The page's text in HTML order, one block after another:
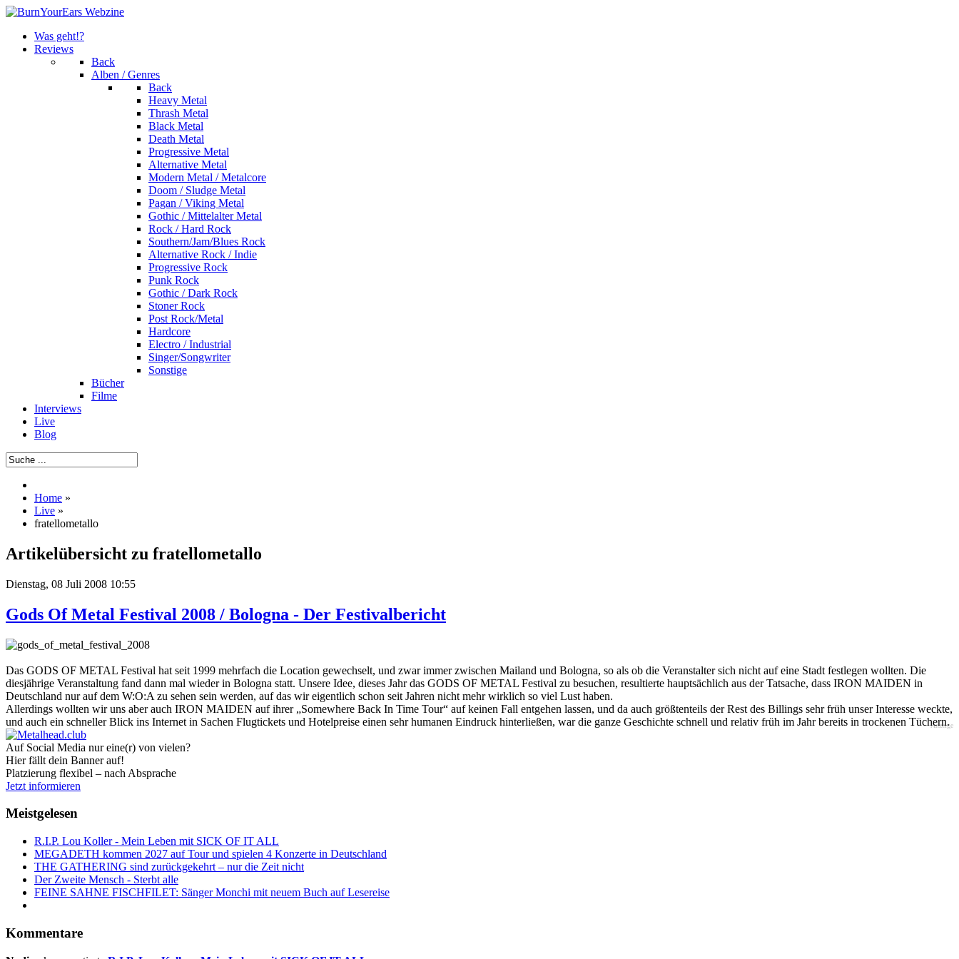
Was geht!?
Reviews
Back
Alben / Genres
Back
Heavy Metal
Thrash Metal
Black Metal
Death Metal
Progressive Metal
Alternative Metal
Modern Metal / Metalcore
Doom / Sludge Metal
Pagan / Viking Metal
Gothic / Mittelalter Metal
Rock / Hard Rock
Southern/Jam/Blues Rock
Alternative Rock / Indie
Progressive Rock
Punk Rock
Gothic / Dark Rock
Stoner Rock
Post Rock/Metal
Hardcore
Electro / Industrial
Singer/Songwriter
Sonstige
Bücher
Filme
Interviews
Live
Blog
Home »
Live »
fratellometallo
Artikelübersicht zu fratellometallo
Dienstag, 08 Juli 2008 10:55
Gods Of Metal Festival 2008 / Bologna - Der Festivalbericht
Das GODS OF METAL Festival hat seit 1999 mehrfach die Location gewechselt, und zwar immer zwischen Mailand und Bologna, so als ob die Veranstalter sich nicht auf eine Stadt festlegen wollten. Die
diesjährige Veranstaltung fand dann mal wieder in Bologna statt. Unsere Idee, dieses Jahr das GODS OF METAL Festival zu besuchen, resultierte hauptsächlich aus der Tatsache, dass IRON MAIDEN in
Deutschland nur auf dem W:O:A zu sehen sein werden, auf das wir eigentlich schon seit Jahren nicht mehr wirklich so viel Lust haben.
Allerdings wollten wir uns aber auch IRON MAIDEN auf ihrer „Somewhere Back In Time Tour“ auf keinen Fall entgehen lassen, und da auch größtenteils der Rest des Billings sehr früh unser Interesse weckte,
und auch ein schneller Blick ins Internet in Sachen Flugtickets und Hotelpreise einen sehr humanen Eindruck hinterließen, war die ganze Geschichte schnell und relativ früh im Jahr bereits in trockenen Tüchern.
Anzeige
Auf Social Media nur eine(r) von vielen?
Hier fällt dein Banner auf!
Platzierung flexibel – nach Absprache
Jetzt informieren
Meistgelesen
R.I.P. Lou Koller - Mein Leben mit SICK OF IT ALL
MEGADETH kommen 2027 auf Tour und spielen 4 Konzerte in Deutschland
THE GATHERING sind zurückgekehrt – nur die Zeit nicht
Der Zweite Mensch - Sterbt alle
FEINE SAHNE FISCHFILET: Sänger Monchi mit neuem Buch auf Lesereise
Kommentare